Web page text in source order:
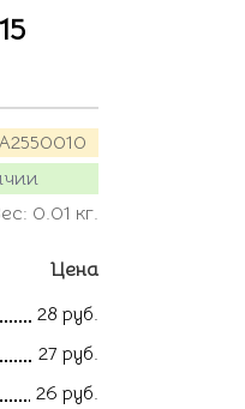
0.01 кг.
Цена
28 руб.
27 руб.
26 руб.